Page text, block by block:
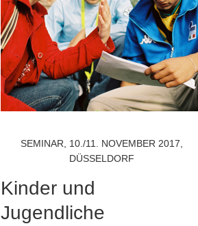
SEMINAR, 10./11. NOVEMBER 2017,
DÜSSELDORF
Kinder und
Jugendliche